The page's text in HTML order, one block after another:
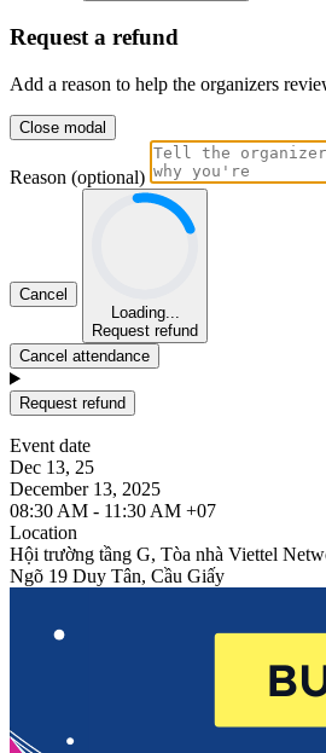
Request a refund
Add a reason to help the organizers
Close modal
Reason (optional)
Cancel
Loading...
Request refund
Cancel attendance
Request refund
Event date
Dec 13, 25
December 13, 2025
08:30 AM - 11:30 AM +07
Location
Hội trường tầng G, Tòa nhà Viettel
Ngõ 19 Duy Tân, Cầu Giấy